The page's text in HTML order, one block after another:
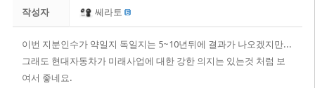
작성자 쎄라토
이번 지분인수가 약일지 독일지는 5~10년뒤에 결과가 나오겠지만...
그래도 현대자동차가 미래사업에 대한 강한 의지는 있는것 처럼 보
여서 좋네요.